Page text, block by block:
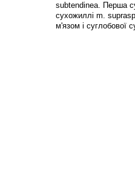
subtendinea. Перша
сухожиллі m.
м'язом і суглобової